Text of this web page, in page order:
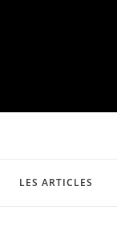
LES ARTICLES